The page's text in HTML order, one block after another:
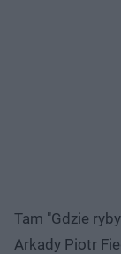
Tam "Gdzie
Arkady Piotr